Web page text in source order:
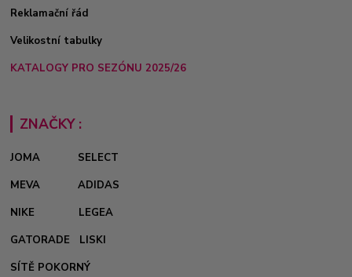
Reklamační řád
Velikostní tabulky
KATALOGY PRO SEZÓNU 2025/26
ZNAČKY :
JOMA
SELECT
MEVA
ADIDAS
NIKE
LEGEA
GATORADE
LISKI
SÍTĚ POKORNÝ